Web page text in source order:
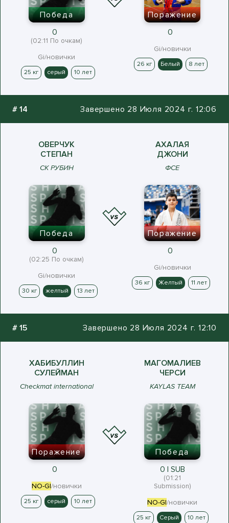
Победа
0
(02:11 По очкам)
Gi/новички
25 кг серый 10 лет
Поражение
0
Gi/новички
26 кг Белый 8 лет
# 14 Завершено 28 Июля 2024 г. 12:06
ОВЕРЧУК
СТЕПАН
СК РУБИН
АХАЛАЯ
ДЖОНИ
ФСЕ
Победа
0
(02:25 По очкам)
Gi/новички
30 кг желтый 13 лет
Поражение
0
Gi/новички
36 кг Желтый 11 лет
# 15 Завершено 28 Июля 2024 г. 12:10
ХАБИБУЛЛИН
СУЛЕЙМАН
Checkmat international
МАГОМАЛИЕВ
ЧЕРСИ
KAYLAS TEAM
Поражение
0
NO-GI/новички
25 кг серый 10 лет
Победа
0 | SUB
(01:21
Submission)
NO-GI/новички
25 кг Серый 10 лет